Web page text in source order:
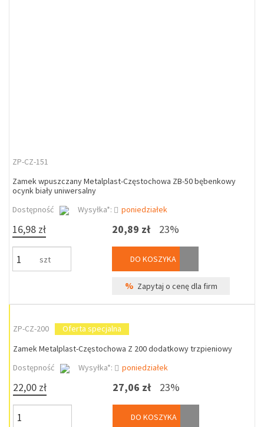
ZP-CZ-151
Zamek wpuszczany Metalplast-Częstochowa ZB-50 bębenkowy
ocynk biały uniwersalny
Dostępność
Wysyłka*: poniedziałek
16,98 zł
szt
20,89 zł 23%
DO KOSZYKA
% Zapytaj o cenę dla firm
ZP-CZ-200
Oferta specjalna
Zamek Metalplast-Częstochowa Z 200 dodatkowy trzpieniowy
Dostępność
Wysyłka*: poniedziałek
22,00 zł 27,06 zł 23%
DO KOSZYKA